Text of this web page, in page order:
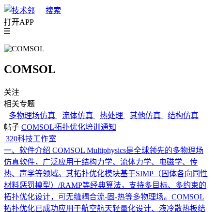
搜索
打开APP
COMSOL
关注
相关专题
多物理场仿真
流体仿真 热处理 其他仿真
结构仿真
帖子 COMSOL拓扑优化培训通知
320科技工作室
一、软件介绍 COMSOL Multiphysics是全球领先的多物理场
仿真软件，广泛应用于结构力学、流体力学、电磁学、传
热、声学等领域。其拓扑优化模块基于SIMP（固体各向同性
材料惩罚模型）/RAMP等经典算法，支持多目标、多约束的
拓扑优化设计，可无缝耦合流-固-热等多物理场。COMSOL
拓扑优化已成功应用于航空航天轻量化设计、液冷散热板结